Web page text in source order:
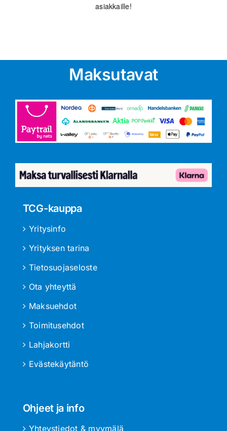
asiakkaille!
Maksutavat
TCG-kauppa
Yritysinfo
Yrityksen tarina
Tietosuojaseloste
Ota yhteyttä
Maksuehdot
Toimitusehdot
Lahjakortti
Evästekäytäntö
Ohjeet ja info
Yhteystiedot & myymälä